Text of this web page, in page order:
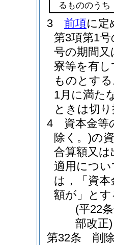
るもののうち
3 前項に定
第3項第1
号の期間
寮等を有
ものとす
1月に満た
ときは切
4
資本金等
除く。)の
合算額又
適用につ
は，「資
額が」とす
(平22
部改正)
第32条
削